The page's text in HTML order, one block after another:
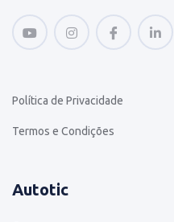
Política de Privacidade
Termos e Condições
Autotic